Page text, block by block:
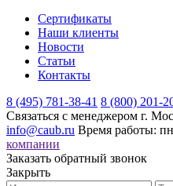
Сертификаты
Наши клиенты
Новости
Статьи
Контакты
8 (495) 781-38-41 8 (800) 201-
Связаться с менеджером г.
info@caub.ru Время работы:
компании
Заказать обратный звонок
Закрыть